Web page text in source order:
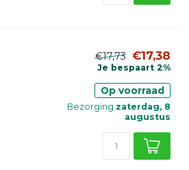
€17,73 €17,38
Je bespaart 2%
Op voorraad
Bezorging zaterdag, 8
augustus